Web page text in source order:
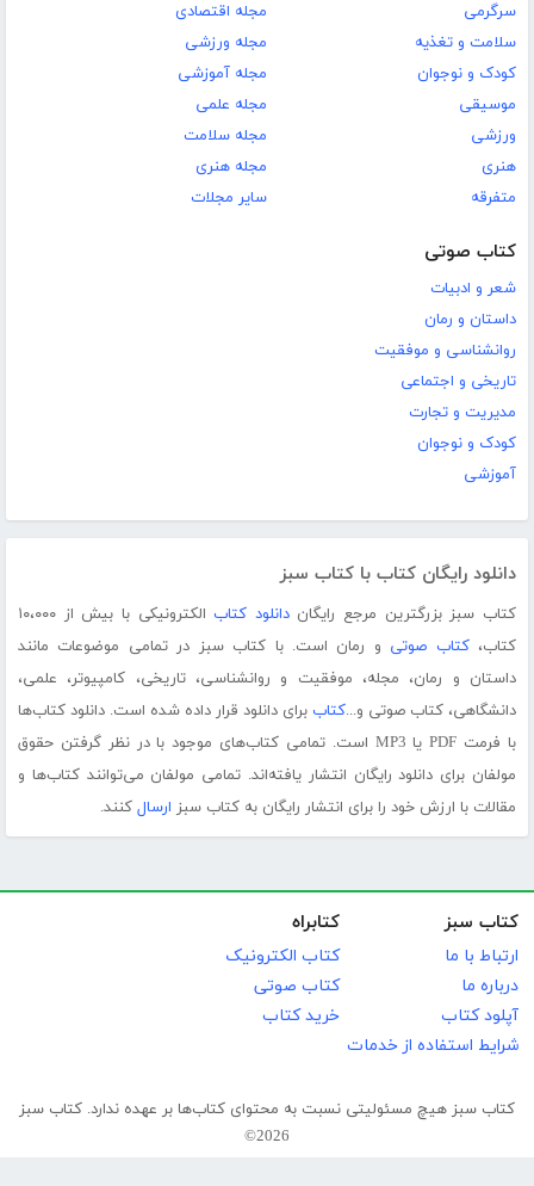
سرگرمی
سلامت و تغذیه
کودک و نوجوان
موسیقی
ورزشی
هنری
متفرقه
مجله اقتصادی
مجله ورزشی
مجله آموزشی
مجله علمی
مجله سلامت
مجله هنری
سایر مجلات
کتاب صوتی
شعر و ادبیات
داستان و رمان
روانشناسی و موفقیت
تاریخی و اجتماعی
مدیریت و تجارت
کودک و نوجوان
آموزشی
دانلود رایگان کتاب با کتاب سبز
کتاب سبز بزرگترین مرجع رایگاندانلود کتاب
الکترونیکی با بیش از ۱۰،۰۰۰
کتاب،کتاب صوتی و رمان است. با کتاب سبز در تمامی موضوعات مانند
داستان و رمان، مجله، موفقیت و روانشناسی، تاریخی، کامپیوتر، علمی،
دانشگاهی، کتاب صوتی و...کتاب برای دانلود قرار داده شده است. دانلود کتاب‌ها
با فرمت PDF یا MP3 است. تمامی کتاب‌های موجود با در نظر گرفتن حقوق
مولفان برای دانلود رایگان انتشار یافته‌اند. تمامی مولفان می‌توانند کتاب‌ها و
مقالات با ارزش خود را برای انتشار رایگان به کتاب سبز ارسال کنند.
کتاب سبز
ارتباط با ما
درباره ما
آپلود کتاب
شرایط استفاده از خدمات
کتابراه
کتاب الکترونیک
کتاب صوتی
خرید کتاب
کتاب سبز هیچ مسئولیتی نسبت به محتوای کتاب‌ها بر عهده ندارد. کتاب سبز
2026©